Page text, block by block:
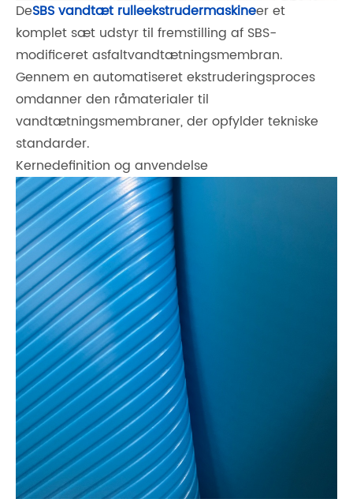
DeSBS vandtæt rulleekstrudermaskineer et
komplet sæt udstyr til fremstilling af SBS-
modificeret asfaltvandtætningsmembran.
Gennem en automatiseret ekstruderingsproces
omdanner den råmaterialer til
vandtætningsmembraner, der opfylder tekniske
standarder.
Kernedefinition og anvendelse